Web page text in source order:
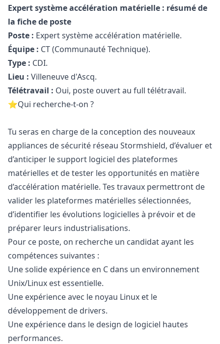
Expert système accélération matérielle : résumé de
la fiche de poste
Poste : Expert système accélération matérielle.
Équipe : CT (Communauté Technique).
Type : CDI.
Lieu : Villeneuve d'Ascq.
Télétravail : Oui, poste ouvert au full télétravail.
️⭐Qui recherche-t-on ?
Tu seras en charge de la conception des nouveaux
appliances de sécurité réseau Stormshield, d’évaluer et
d’anticiper le support logiciel des plateformes
matérielles et de tester les opportunités en matière
d’accélération matérielle. Tes travaux permettront de
valider les plateformes matérielles sélectionnées,
d’identifier les évolutions logicielles à prévoir et de
préparer leurs industrialisations.
Pour ce poste, on recherche un candidat ayant les
compétences suivantes :
Une solide expérience en C dans un environnement
Unix/Linux est essentielle.
Une expérience avec le noyau Linux et le
développement de drivers.
Une expérience dans le design de logiciel hautes
performances.